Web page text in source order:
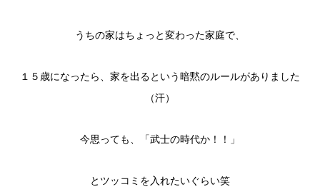
うちの家はちょっと変わった家庭で、
１５歳になったら、家を出るという暗黙のルールがありました
（汗）
今思っても、「武士の時代か！！」
とツッコミを入れたいぐらい笑